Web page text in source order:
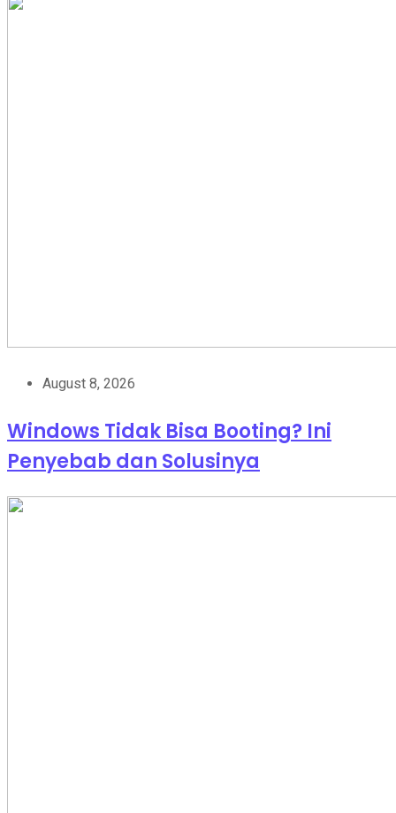
August 8, 2026
Windows Tidak Bisa Booting? Ini
Penyebab dan Solusinya